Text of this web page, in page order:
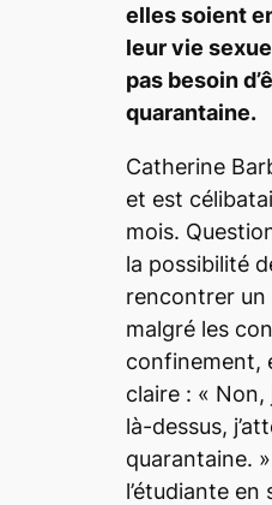
elles soient
leur vie
pas besoin
quarantaine.
Catherine
et est
mois.
la possibilité
rencontrer un
malgré les
confinement,
claire : « Non,
là-dessus,
quarantaine.
l’étudiante en